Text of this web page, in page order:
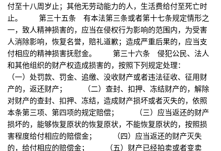
付至十八周岁止；其他无劳动能力的人，生活费给付至死亡时
止。 第三十五条 有本法第三条或者第十七条规定情形之
一，致人精神损害的，应当在侵权行为影响的范围内，为受害
人消除影响，恢复名誉，赔礼道歉；造成严重后果的，应当支
付相应的精神损害抚慰金。 第三十六条 侵犯公民、法人
和其他组织的财产权造成损害的，按照下列规定处理：
（一）处罚款、罚金、追缴、没收财产或者违法征收、征用财
产的，返还财产； （二）查封、扣押、冻结财产的，解除
对财产的查封、扣押、冻结，造成财产损坏或者灭失的，依照
本条第三项、第四项的规定赔偿； （三）应当返还的财产
损坏的，能够恢复原状的恢复原状，不能恢复原状的，按照损
害程度给付相应的赔偿金； （四）应当返还的财产灭失
的，给付相应的赔偿金； （五）财产已经拍卖或者变卖